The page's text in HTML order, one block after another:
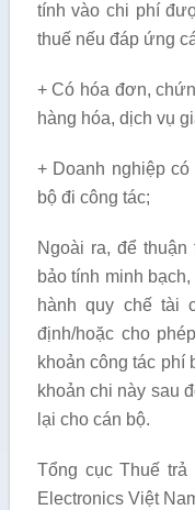
tính vào chi phí
thuế nếu đáp ứng
+ Có hóa đơn,
hàng hóa, dịch vụ
+ Doanh nghiệp
bộ đi công tác;
Ngoài ra, để
bảo tính minh
hành quy chế tài
định/hoặc cho
khoản công tác phí
khoản chi này sau
lại cho cán bộ.
Tổng cục Thuế
Electronics Việt